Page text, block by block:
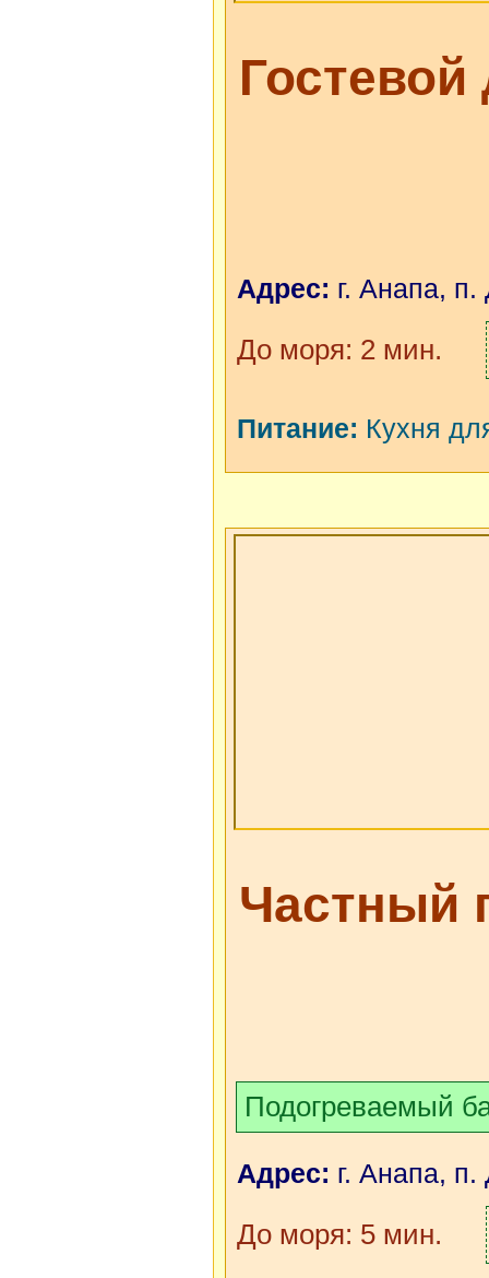
Адрес: г. Анапа,
До моря: 2 мин.
Питание: Кухня
Частный
Подогреваемый
Адрес: г. Анапа,
До моря: 5 мин.